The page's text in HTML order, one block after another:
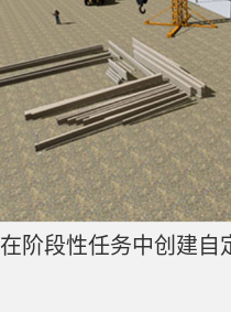
在阶段性任务中创建自